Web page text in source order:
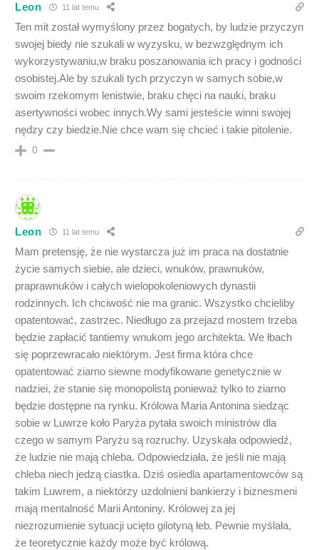
Leon 11 lat temu
Ten mit został wymyślony przez bogatych, by ludzie przyczyn
swojej biedy nie szukali w wyzysku, w bezwzględnym ich
wykorzystywaniu,w braku poszanowania ich pracy i godności
osobistej.Ale by szukali tych przyczyn w samych sobie,w
swoim rzekomym lenistwie, braku chęci na nauki, braku
asertywności wobec innych.Wy sami jesteście winni swojej
nędzy czy biedzie.Nie chce wam się chcieć i takie pitolenie.
0
Leon 11 lat temu
Mam pretensję, że nie wystarcza już im praca na dostatnie
życie samych siebie, ale dzieci, wnuków, prawnuków,
praprawnuków i całych wielopokoleniowych dynastii
rodzinnych. Ich chciwość nie ma granic. Wszystko chcieliby
opatentować, zastrzec. Niedługo za przejazd mostem trzeba
będzie zapłacić tantiemy wnukom jego architekta. We łbach
się poprzewracało niektórym. Jest firma która chce
opatentować ziarno siewne modyfikowane genetycznie w
nadziei, że stanie się monopolistą ponieważ tylko to ziarno
będzie dostępne na rynku. Królowa Maria Antonina siedząc
sobie w Luwrze koło Paryża pytała swoich ministrów dla
czego w samym Paryżu są rozruchy. Uzyskała odpowiedź,
że ludzie nie mają chleba. Odpowiedziała, że jeśli nie mają
chleba niech jedzą ciastka. Dziś osiedla apartamentowców są
takim Luwrem, a niektórzy uzdolnieni bankierzy i biznesmeni
mają mentalność Marii Antoniny. Królowej za jej
niezrozumienie sytuacji ucięto gilotyną łeb. Pewnie myślała,
że teoretycznie każdy może być królową.